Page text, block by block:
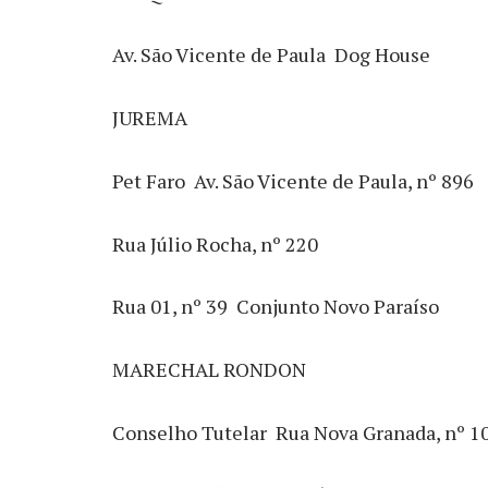
Av. São Vicente de Paula  Dog House
JUREMA
Pet Faro  Av. São Vicente de Paula, nº 896
Rua Júlio Rocha, nº 220
Rua 01, nº 39  Conjunto Novo Paraíso
MARECHAL RONDON
Conselho Tutelar  Rua Nova Granada, nº